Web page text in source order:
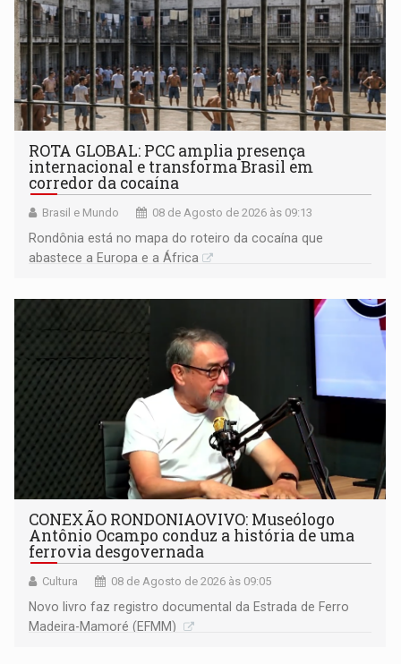
ROTA GLOBAL: PCC amplia presença
internacional e transforma Brasil em
corredor da cocaína
Brasil e Mundo 08 de Agosto de 2026 às 09:13
Rondônia está no mapa do roteiro da cocaína que
abastece a Europa e a África
CONEXÃO RONDONIAOVIVO: Museólogo
Antônio Ocampo conduz a história de uma
ferrovia desgovernada
Cultura 08 de Agosto de 2026 às 09:05
Novo livro faz registro documental da Estrada de Ferro
Madeira-Mamoré (EFMM)